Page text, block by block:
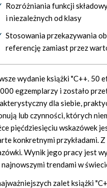
Rozróżniania funkcji
i niezależnych od klasy
Stosowania przekazywania
referencję zamiast przez
wydanie książki "C++. 50
egzemplarzy i zostało
dla siebie,
lub czynności, których
pięćdziesięciu wskazówek
konkretnymi przykładami.
Wynik jego pracy jest
trendami w
zalet książki